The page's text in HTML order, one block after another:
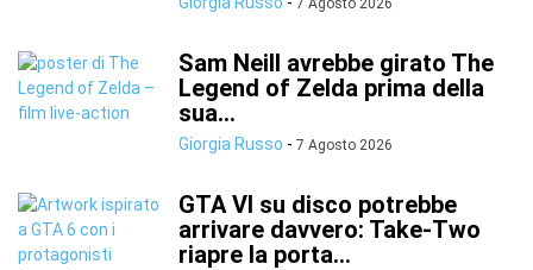
7 Agosto 2026
Sam Neill avrebbe girato The
Legend of Zelda prima della
sua...
Giorgia Russo - 7 Agosto 2026
GTA VI su disco potrebbe
arrivare davvero: Take-Two
riapre la porta...